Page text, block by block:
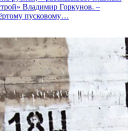
Владимир Горкунов. –
пусковому…